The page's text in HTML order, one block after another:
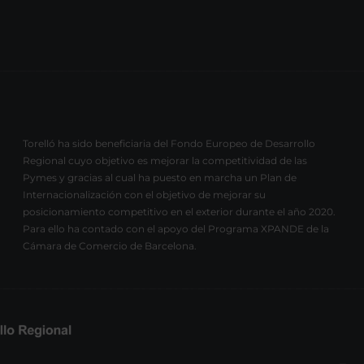
Torelló ha sido beneficiaria del Fondo Europeo de Desarrollo
Regional cuyo objetivo es mejorar la competitividad de las
Pymes y gracias al cual ha puesto en marcha un Plan de
Internacionalización con el objetivo de mejorar su
posicionamiento competitivo en el exterior durante el año 2020.
Para ello ha contado con el apoyo del Programa XPANDE de la
Cámara de Comercio de Barcelona.